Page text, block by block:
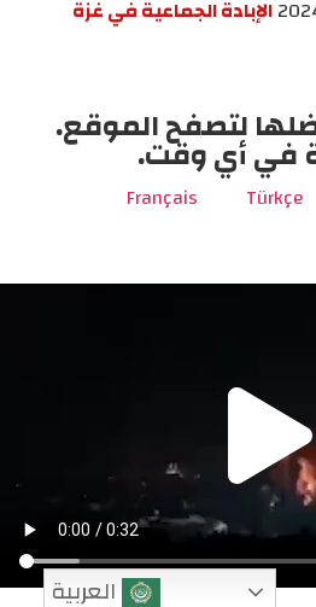
الإبادة الجماعية في غزة
لتصفح الموقع.
في أي وقت.
Türkçe
Français
العربية